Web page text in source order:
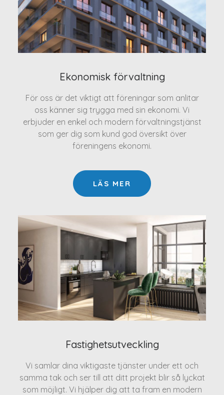
Ekonomisk förvaltning
För oss är det viktigt att föreningar som anlitar
oss känner sig trygga med sin ekonomi. Vi
erbjuder en enkel och modern förvaltningstjänst
som ger dig som kund god översikt över
föreningens ekonomi.
LÄS MER
Fastighetsutveckling
Vi samlar dina viktigaste tjänster under ett och
samma tak och ser till att ditt projekt blir så lyckat
som möjligt. Vi hjälper dig att ta fram en modern